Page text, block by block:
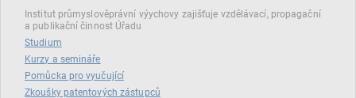
Institut průmyslověprávní výychovy zajišťuje vzdělávací, propagační
a publikační činnost Úřadu
Studium
Kurzy a semináře
Pomůcka pro vyučující
Zkoušky patentových zástupců